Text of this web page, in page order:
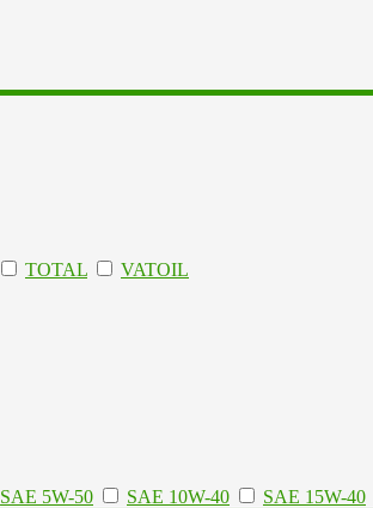
TOTAL
VATOIL
SAE 5W-50 SAE 10W-40 SAE 15W-40